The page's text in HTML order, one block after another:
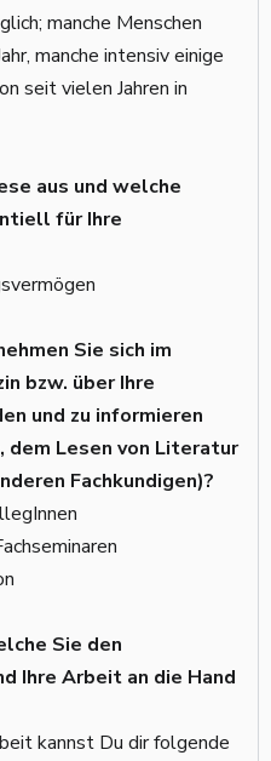
manche Menschen
manche intensiv einige
seit vielen Jahren in
aus und welche
für Ihre
Sie sich im
bzw. über Ihre
und zu informieren
dem Lesen von Literatur
Fachkundigen)?
Sie den
Ihre Arbeit an die Hand
kannst Du dir folgende